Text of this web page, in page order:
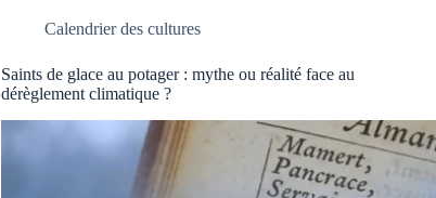
d’été
qui
à
la
montaison
Calendrier des cultures
Saints de glace au potager : mythe ou réalité face au
dérèglement climatique ?